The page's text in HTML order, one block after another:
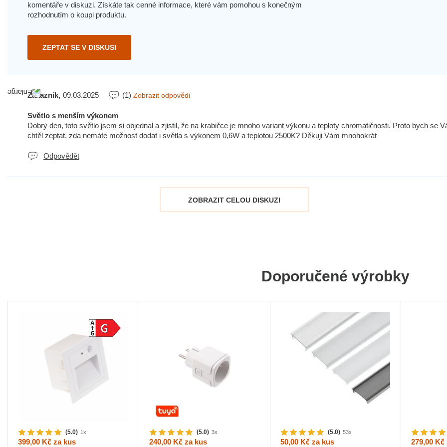
komentáře v diskuzi. Získáte tak cenné informace, které vám pomohou s konečným
rozhodnutím o koupi produktu.
ZEPTAT SE V DISKUSI
Zákazník, 09.03.2025 (1) Zobrazit odpovědi
Světlo s menším výkonem
Dobrý den, toto světlo jsem si objednal a zjistil, že na krabičce je mnoho variant výkonu a teploty chromatičnosti. Proto bych se
chtěl zeptat, zda nemáte možnost dodat i světla s výkonem 0,6W a teplotou 2500K? Děkuji Vám mnohokrát
Odpovědět
ZOBRAZIT CELOU DISKUZI
Doporučené výrobky
(5.0) 1x
399,00 Kč za kus
(5.0) 3x
240,00 Kčza kus
(5.0) 53x
50,00 Kčza kus 279,00 Kč